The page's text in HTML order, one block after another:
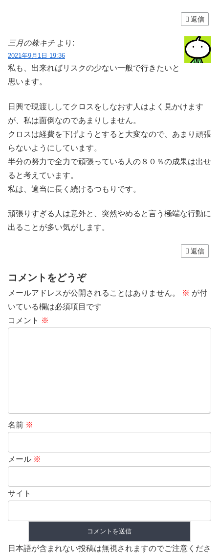
返信
三月の株キチ より:
2021年9月1日 19:36
私も、出来ればリスクの少ない一般で行きたいと
思います。
日興で現渡ししてクロスをしなおす人はよく見かけます
が、私は面倒なのであまりしません。
クロスは経費を下げようとすると大変なので、あまり頑張
らないようにしています。
半分の努力で全力で頑張っている人の８０％の成果は出せ
ると考えています。
私は、適当に長く続けるつもりです。
頑張りすぎる人は意外と、突然やめると言う極端な行動に
出ることが多い気がします。
返信
コメントをどうぞ
メールアドレスが公開されることはありません。 ※ が付
いている欄は必須項目です
コメント ※
名前 ※
メール ※
サイト
日本語が含まれない投稿は無視されますのでご注意くださ